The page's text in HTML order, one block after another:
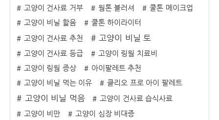
고양이 건사료 거부
웜톤 블러셔
쿨톤 메이크업
고양이 비닐 핥음
쿨톤 하이라이터
고양이 건사료 추천
고양이 비닐 토
고양이 건사료 등급
고양이 링웜 치료비
고양이 링웜 증상
아이팔레트 추천
고양이 비닐 먹는 이유
클리오 프로 아이 팔레트
고양이 비닐 먹음
고양이 건사료 습식사료
고양이 비만
고양이 심장 비대증